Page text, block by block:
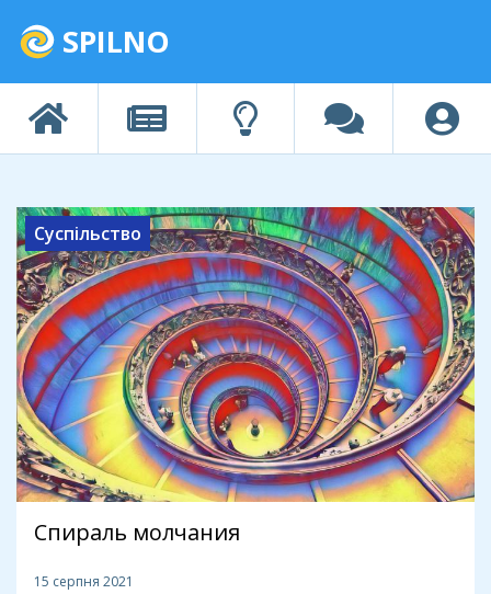
SPILNO
Суспільство
Спираль молчания
15 серпня 2021